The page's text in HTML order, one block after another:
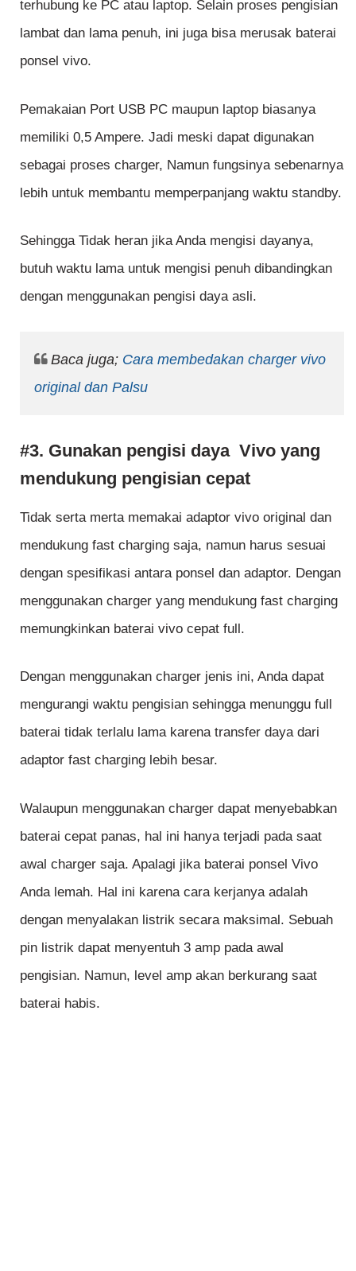
terhubung ke PC atau laptop. Selain proses pengisian
lambat dan lama penuh, ini juga bisa merusak baterai
ponsel vivo.
Pemakaian Port USB PC maupun laptop biasanya
memiliki 0,5 Ampere. Jadi meski dapat digunakan
sebagai proses charger, Namun fungsinya sebenarnya
lebih untuk membantu memperpanjang waktu standby.
Sehingga Tidak heran jika Anda mengisi dayanya,
butuh waktu lama untuk mengisi penuh dibandingkan
dengan menggunakan pengisi daya asli.
Baca juga; Cara membedakan charger vivo
original dan Palsu
#3. Gunakan pengisi daya Vivo yang
mendukung pengisian cepat
Tidak serta merta memakai adaptor vivo original dan
mendukung fast charging saja, namun harus sesuai
dengan spesifikasi antara ponsel dan adaptor. Dengan
menggunakan charger yang mendukung fast charging
memungkinkan baterai vivo cepat full.
Dengan menggunakan charger jenis ini, Anda dapat
mengurangi waktu pengisian sehingga menunggu full
baterai tidak terlalu lama karena transfer daya dari
adaptor fast charging lebih besar.
Walaupun menggunakan charger dapat menyebabkan
baterai cepat panas, hal ini hanya terjadi pada saat
awal charger saja. Apalagi jika baterai ponsel Vivo
Anda lemah. Hal ini karena cara kerjanya adalah
dengan menyalakan listrik secara maksimal. Sebuah
pin listrik dapat menyentuh 3 amp pada awal
pengisian. Namun, level amp akan berkurang saat
baterai habis.